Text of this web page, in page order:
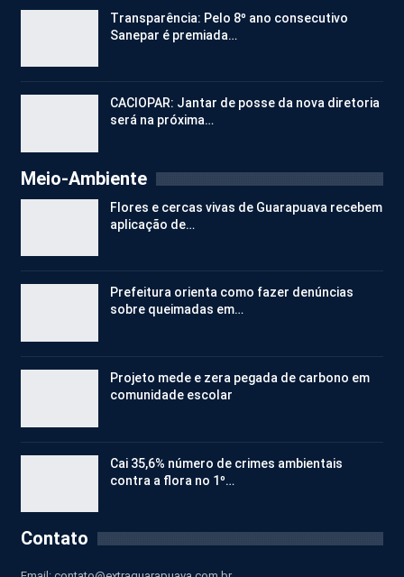
Transparência: Pelo 8º ano consecutivo
Sanepar é premiada…
CACIOPAR: Jantar de posse da nova diretoria
será na próxima…
Meio-Ambiente
Flores e cercas vivas de Guarapuava recebem
aplicação de…
Prefeitura orienta como fazer denúncias
sobre queimadas em…
Projeto mede e zera pegada de carbono em
comunidade escolar
Cai 35,6% número de crimes ambientais
contra a flora no 1º…
Contato